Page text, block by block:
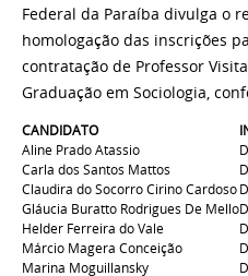
Federal da Paraíba divulga o
homologação das inscrições
contratação de Professor
Graduação em Sociologia,
CANDIDATO
Aline Prado Atassio
Carla dos Santos Mattos
Claudira do Socorro Cirino Cardoso
Gláucia Buratto Rodrigues De Mello
Helder Ferreira do Vale
Márcio Magera Conceição
Marina Moguillansky